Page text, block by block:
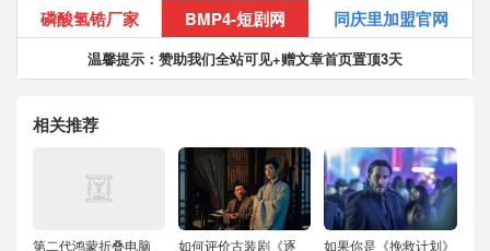
磷酸氢锆厂家
BMP4-短剧网 同庆里加盟官网
温馨提示：赞助我们全站可见+赠文章首页置顶3天
相关推荐
第二代鸿蒙折叠电脑
如何评价古装剧《逐
如果你是《挽救计划》